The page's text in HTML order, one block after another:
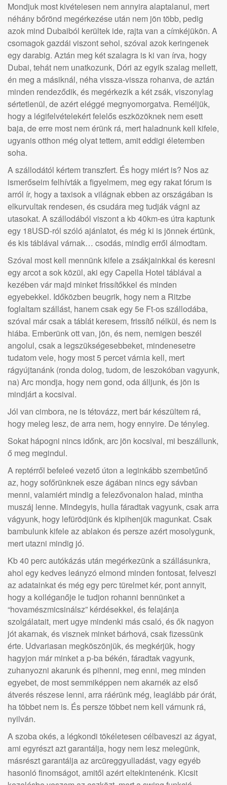
Mondjuk most kivételesen nem annyira alaptalanul, mert
néhány bőrönd megérkezése után nem jön több, pedig
azok mind Dubaiból kerültek ide, rajta van a címkéjükön. A
csomagok gazdái viszont sehol, szóval azok keringenek
egy darabig. Aztán meg két szalagra is ki van írva, hogy
Dubai, tehát nem unatkozunk, Dóri az egyik szalag mellett,
én meg a másiknál, néha vissza-vissza rohanva, de aztán
minden rendeződik, és megérkezik a két zsák, viszonylag
sértetlenül, de azért eléggé megnyomorgatva. Reméljük,
hogy a légifelvételekért felelős eszközöknek nem esett
baja, de erre most nem érünk rá, mert haladnunk kell kifele,
ugyanis otthon még olyat tettem, amit eddigi életemben
soha.
A szállodától kértem transzfert. És hogy miért is? Nos az
ismerőseim felhívták a figyelmem, meg egy rakat fórum is
arról ír, hogy a taxisok a világnak ebben az országában is
elkurvultak rendesen, és csudára meg tudják vágni az
utasokat. A szállodából viszont a kb 40km-es útra kaptunk
egy 18USD-ról szóló ajánlatot, és még ki is jönnek értünk,
és kis táblával várnak… csodás, mindig erről álmodtam.
Szóval most kell mennünk kifele a zsákjainkkal és keresni
egy arcot a sok közül, aki egy Capella Hotel táblával a
kezében vár majd minket frissítőkkel és minden
egyebekkel. Időközben beugrik, hogy nem a Ritzbe
foglaltam szállást, hanem csak egy 5e Ft-os szállodába,
szóval már csak a táblát keresem, frissítő nélkül, és nem is
hiába. Emberünk ott van, jön, és nem, nemigen beszél
angolul, csak a legszükségesebbeket, mindenesetre
tudatom vele, hogy most 5 percet várnia kell, mert
rágyújtanánk (ronda dolog, tudom, de leszokóban vagyunk,
na) Arc mondja, hogy nem gond, oda álljunk, és jön is
mindjárt a kocsival.
Jól van cimbora, ne is tétovázz, mert bár készültem rá,
hogy meleg lesz, de arra nem, hogy ennyire. De tényleg.
Sokat hápogni nincs időnk, arc jön kocsival, mi beszállunk,
ő meg megindul.
A reptérről befeleé vezető úton a leginkább szembetűnő
az, hogy sofőrünknek esze ágában nincs egy sávban
menni, valamiért mindig a felezővonalon halad, mintha
muszáj lenne. Mindegyis, hulla fáradtak vagyunk, csak arra
vágyunk, hogy lefürödjünk és kipihenjük magunkat. Csak
bambulunk kifele az ablakon és persze azért mosolygunk,
mert utazni mindig jó.
Kb 40 perc autókázás után megérkezünk a szállásunkra,
ahol egy kedves leányzó elmond minden fontosat, felveszi
az adatainkat és még egy perc türelmet kér, pont annyit,
hogy a kolléganője le tudjon rohanni bennünket a
“hovamészmicsinálsz” kérdésekkel, és felajánja
szolgálatait, mert ugye mindenki más csaló, és ők nagyon
jót akarnak, és visznek minket bárhová, csak fizessünk
érte. Udvariasan megköszönjük, és megkérjük, hogy
hagyjon már minket a p-ba békén, fáradtak vagyunk,
zuhanyozni akarunk és pihenni, meg enni, meg minden
egyebet, de most semmiképpen nem akarnék az első
átverés részese lenni, arra ráérünk még, leaglább pár órát,
ha többet nem is. És persze többet nem kell várnunk rá,
nyilván.
A szoba okés, a légkondi tökéletesen célbaveszi az ágyat,
ami egyrészt azt garantálja, hogy nem lesz melegünk,
másrészt garantálja az arcüreggyulladást, vagy egyéb
hasonló finomságot, amitől azért eltekintenénk. Kicsit